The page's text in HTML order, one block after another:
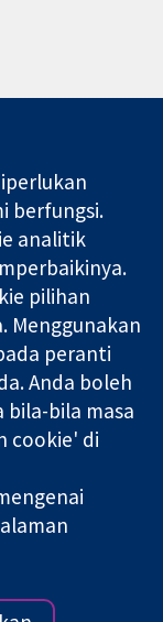
Hubungi kita
Berita
Pejabat
akhbar
Perihal Kami
Pekerjaan
Cochrane
Library
(no. 1045921) dan
yang
VAT GB 718
berfungsi.
analitik
pilihan
Menggunakan
peranti
Anda boleh
bila-bila masa
cookie' di